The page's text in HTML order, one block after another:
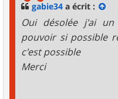
gabie34 a écrit :
Oui désolée j'ai un
pouvoir si possible
c'est possible
Merci